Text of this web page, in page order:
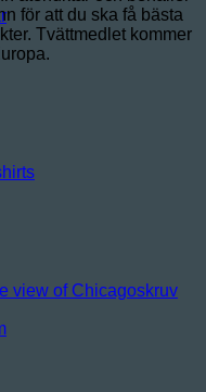
för att du ska få bästa
Tvättmedlet kommer